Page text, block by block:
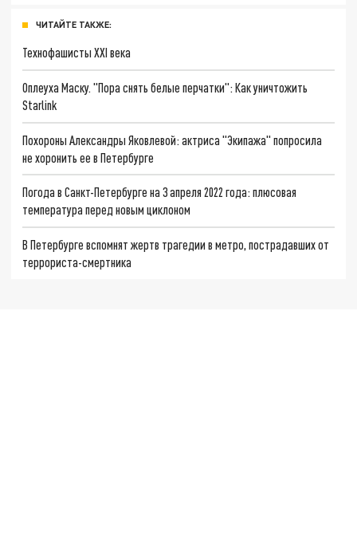
ЧИТАЙТЕ ТАКЖЕ:
Технофашисты XXI века
Оплеуха Маску. "Пора снять белые перчатки": Как уничтожить
Starlink
Похороны Александры Яковлевой: актриса "Экипажа" попросила
не хоронить ее в Петербурге
Погода в Санкт-Петербурге на 3 апреля 2022 года: плюсовая
температура перед новым циклоном
В Петербурге вспомнят жертв трагедии в метро, пострадавших от
террориста-смертника